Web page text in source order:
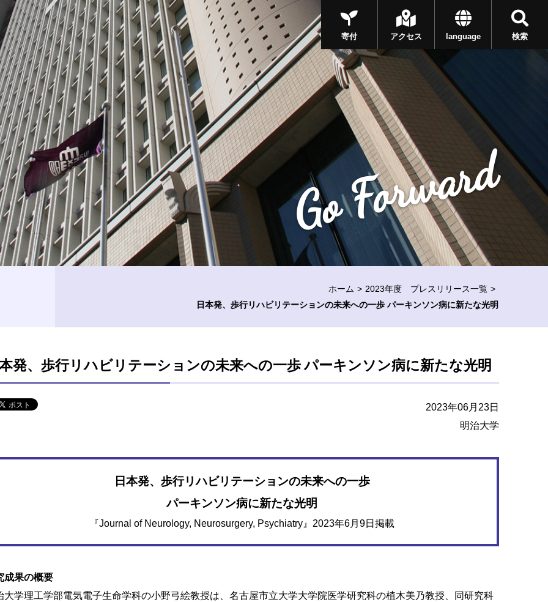
検索
language
アクセス
寄付
Go Forward
ホーム
2023年度 プレスリリース一覧
日本発、歩行リハビリテーションの未来への一歩 パーキンソン病に新たな光明
発、歩行リハビリテーションの未来への一歩 パーキンソン病に新たな光明
2023年06月23日
明治大学
日本発、歩行リハビリテーションの未来への一歩
パーキンソン病に新たな光明
『Journal of Neurology, Neurosurgery, Psychiatry』2023年6月9日掲載
成果の概要
大学理工学部電気電子生命学科の小野弓絵教授は、名古屋市立大学大学院医学研究科の植木美乃教授、同研究科